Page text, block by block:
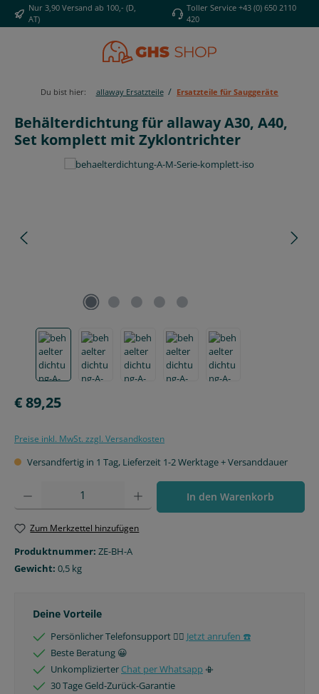
Zum Hauptinhalt springen
Nur 3,90 Versand ab 100,- (D,
AT)
Toller Service +43 (0) 650 2110
420
Du bist hier: allaway Ersatzteile / Ersatzteile für Sauggeräte
Behälterdichtung für allaway A30, A40,
Set komplett mit Zyklontrichter
Bildergalerie überspringen
Regulärer Preis:
€ 89,25
Preise inkl. MwSt. zzgl. Versandkosten
Versandfertig in 1 Tag, Lieferzeit 1-2 Werktage + Versanddauer
Produkt Anzahl: Gib den gewünschten Wert ein oder benutze die
In den Warenkorb
Zum Merkzettel hinzufügen
Produktnummer: ZE-BH-A
Gewicht: 0,5 kg
Deine Vorteile
Persönlicher Telefonsupport 🙋‍♂️ Jetzt anrufen ☎️
Beste Beratung 😀
Unkomplizierter Chat per Whatsapp 📳
30 Tage Geld-Zurück-Garantie